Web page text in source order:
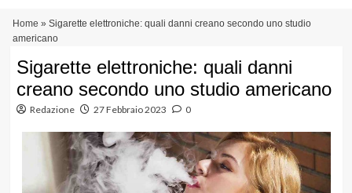
principale
Home » Sigarette elettroniche: quali danni creano secondo uno studio
americano
Sigarette elettroniche: quali danni
creano secondo uno studio americano
Redazione 27 Febbraio 2023 0